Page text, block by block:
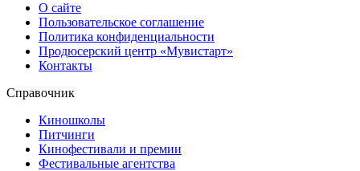
О сайте
Пользовательское соглашение
Политика конфиденциальности
Продюсерский центр «Мувистарт»
Контакты
Справочник
Киношколы
Питчинги
Кинофестивали и премии
Фестивальные агентства